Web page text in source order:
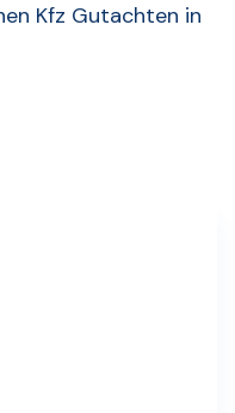
Kfz Gutachten in